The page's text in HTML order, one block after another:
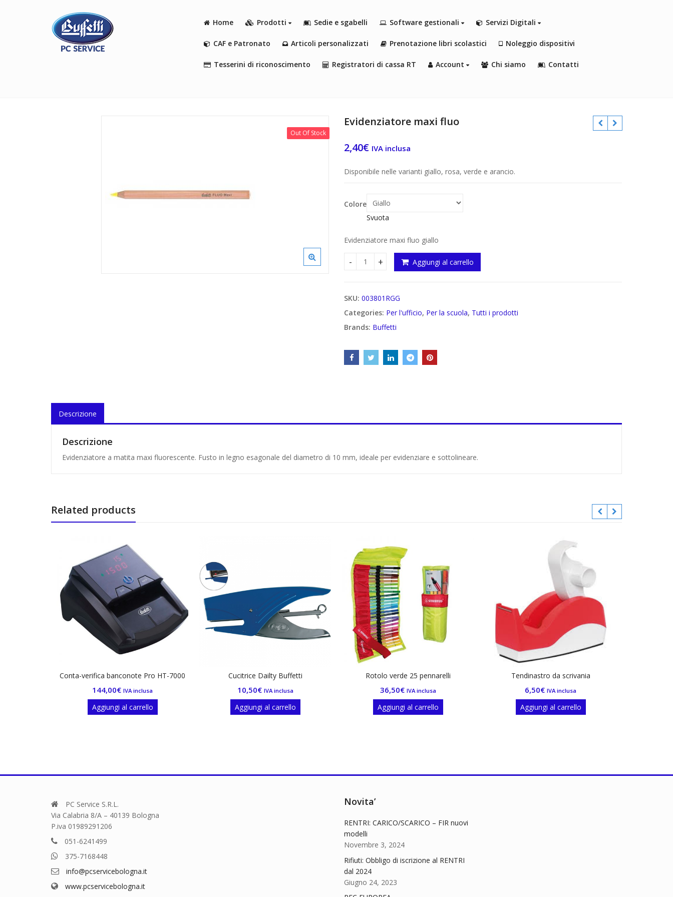
Home Prodotti Sedie e sgabelli Software gestionali Servizi Digitali
CAF e Patronato Articoli personalizzati Prenotazione libri scolastici Noleggio dispositivi
Tesserini di riconoscimento Registratori di cassa RT Account Chi siamo Contatti
Out Of Stock
Evidenziatore maxi fluo
2,40€ IVA inclusa
Disponibile nelle varianti giallo, rosa, verde e arancio.
Colore
Svuota
Evidenziatore maxi fluo giallo
Evidenziatore maxi fluo quantity
Aggiungi al carrello
SKU: 003801RGG
Categories: Per l'ufficio, Per la scuola, Tutti i prodotti
Brands: Buffetti
Descrizione
Descrizione
Evidenziatore a matita maxi fluorescente. Fusto in legno esagonale del diametro di 10 mm, ideale per evidenziare e sottolineare.
Related products
Conta-verifica banconote Pro HT-7000
144,00€ IVA inclusa
Aggiungi al carrello
Cucitrice Dailty Buffetti
10,50€ IVA inclusa
Aggiungi al carrello
Rotolo verde 25 pennarelli
36,50€ IVA inclusa
Aggiungi al carrello
Tendinastro da scrivania
6,50€ IVA inclusa
Aggiungi al carrello
PC Service S.R.L.
Via Calabria 8/A – 40139 Bologna
P.iva 01989291206
051-6241499
375-7168448
info@pcservicebologna.it
www.pcservicebologna.it
Novita’
RENTRI: CARICO/SCARICO – FIR nuovi
modelli
Novembre 3, 2024
Rifiuti: Obbligo di iscrizione al RENTRI
dal 2024
Giugno 24, 2023